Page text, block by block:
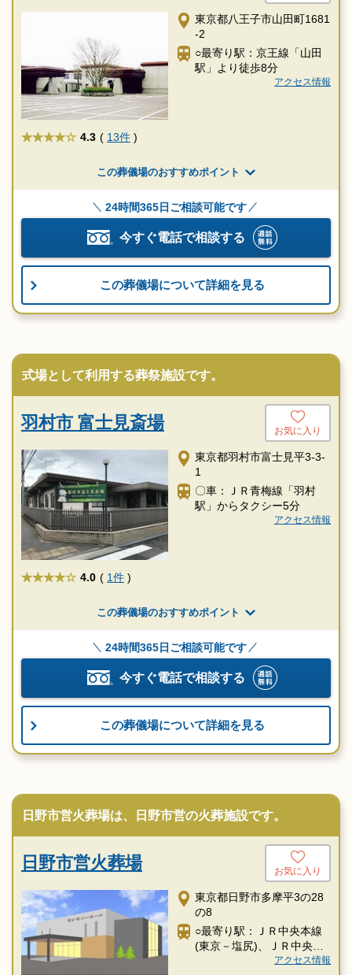
東京都八王子市山田町1681
-2
○最寄り駅：京王線「山田
駅」より徒歩8分
アクセス情報
★★★★ 4.3 ( 13件 )
この葬儀場のおすすめポイント
24時間365日ご相談可能です
今すぐ電話で相談する
この葬儀場について詳細を見る
式場として利用する葬祭施設です。
羽村市 富士見斎場 お気に入り
東京都羽村市富士見平3-3-
1
〇車：ＪＲ青梅線「羽村
駅」からタクシー5分
アクセス情報
★★★★ 4.0 ( 1件 )
この葬儀場のおすすめポイント
24時間365日ご相談可能です
今すぐ電話で相談する
この葬儀場について詳細を見る
日野市営火葬場は、日野市営の火葬施設です。
日野市営火葬場 お気に入り
東京都日野市多摩平3の28
の8
○最寄り駅：ＪＲ中央本線
(東京－塩尻)、ＪＲ中央線
快速「豊田駅」より約15分
アクセス情報